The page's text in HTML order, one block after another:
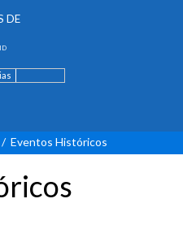
DE
/ Eventos Históricos